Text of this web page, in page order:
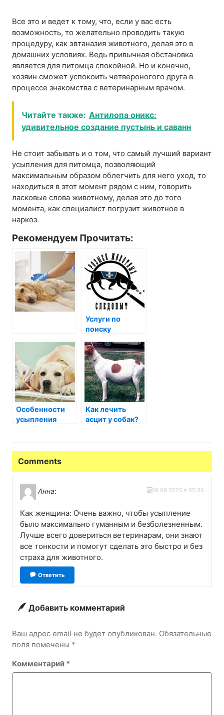
Все это и ведет к тому, что, если у вас есть
возможность, то желательно проводить такую
процедуру, как эвтаназия животного, делая это в
домашних условиях. Ведь привычная обстановка
является для питомца спокойной. Но и конечно,
хозяин сможет успокоить четвероногого друга в
процессе знакомства с ветеринарным врачом.
Читайте также: Антилопа оникс:
удивительное создание пустынь и саванн
Не стоит забывать и о том, что самый лучший вариант
усыпления для питомца, позволяющий
максимальным образом облегчить для него уход, то
находиться в этот момент рядом с ним, говорить
ласковые слова животному, делая это до того
момента, как специалист погрузит животное в
наркоз.
Рекомендуем Прочитать:
Услуги по
поиску
Москве.
Особенности
усыпления
Как лечить
асцит у собак?
Comments
Анна: 19.09.2025 в 05:36
Как женщина: Очень важно, чтобы усыпление
было максимально гуманным и безболезненным.
Лучше всего довериться ветеринарам, они знают
все тонкости и помогут сделать это быстро и без
страха для животного.
Ответить
Добавить комментарий
Ваш адрес email не будет опубликован. Обязательные
поля помечены *
Комментарий *